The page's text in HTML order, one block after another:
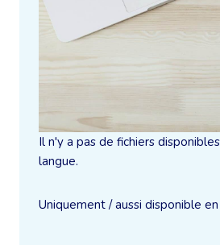
Il n'y a pas de fichiers
langue.
Uniquement / aussi disponible en